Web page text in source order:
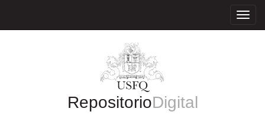
RepositorioDigital